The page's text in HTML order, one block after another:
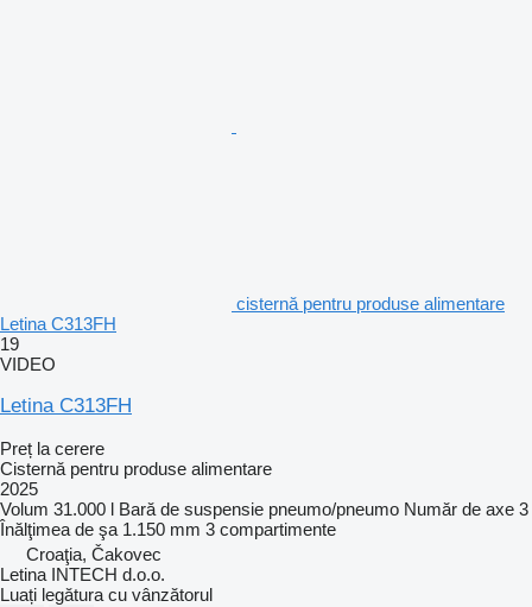
cisternă pentru produse alimentare
Letina C313FH
19
VIDEO
Letina C313FH
Preț la cerere
Cisternă pentru produse alimentare
2025
Volum 31.000 l Bară de suspensie pneumo/pneumo Număr de axe 3
Înălţimea de şa 1.150 mm 3 compartimente
Croaţia, Čakovec
Letina INTECH d.o.o.
Luați legătura cu vânzătorul